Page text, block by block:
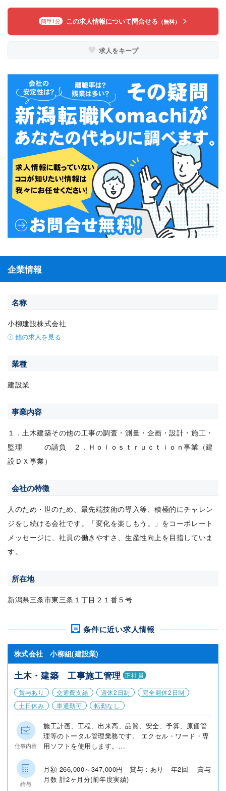
簡単1分 この求人情報について問合せる （無料）
求人をキープ
企業情報
名称
小柳建設株式会社
他の求人を見る
業種
建設業
事業内容
１．土木建築その他の工事の調査・測量・企画・設計・施工・
監理 の請負 ２．Ｈｏｌｏｓｔｒｕｃｔｉｏｎ事業（建
設ＤＸ事業）
会社の特徴
人のため・世のため、最先端技術の導入等、積極的にチャレン
ジをし続ける会社です。「変化を楽しもう。」をコーポレート
メッセージに、社員の働きやすさ、生産性向上を目指していま
す。
所在地
新潟県三条市東三条１丁目２１番５号
条件に近い求人情報
株式会社 小柳組(建設業)
土木・建築 工事施工管理 正社員
賞与あり
交通費支給 週休2日制
完全週休2日制
土日休み
車通勤可 転勤なし
仕事内容
施工計画、工程、出来高、品質、安全、予算、原価管
理等のトータル管理業務です。 エクセル・ワード・専
用ソフトを使用します。...
給与
月額 266,000～347,000円 賞与：あり 年2回 賞与
月数 計2ヶ月分(前年度実績)